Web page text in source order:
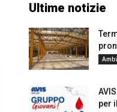
Ultime notizie
per